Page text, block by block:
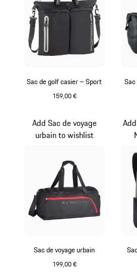
Sac de golf casier – Sport
159,00 €
Sac de voyage urbain
199,00 €
Add Sac de voyage
urbain to wishlist